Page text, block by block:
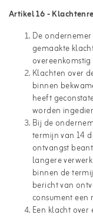
Artikel 16 -
De
gemaakte
Klachten over
binnen
heeft
worden
Bij de
termijn van 14
ontvangst
langere
binnen de
bericht van
consument
Een klacht over